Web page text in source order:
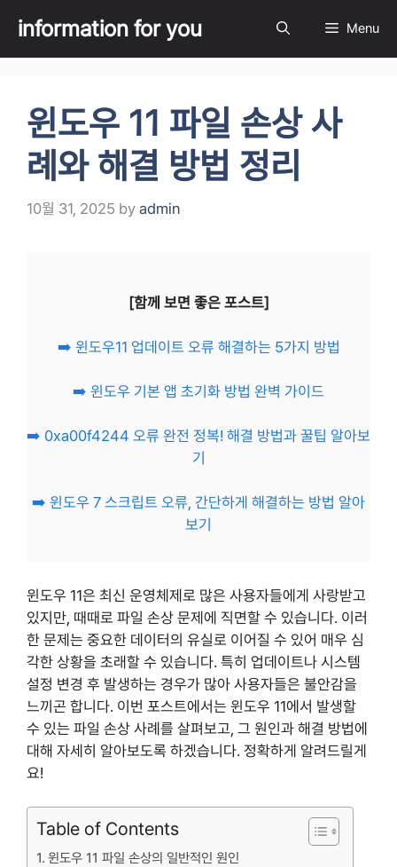
content
information for you Menu
윈도우 11 파일 손상 사
례와 해결 방법 정리
10월 31, 2025 by admin
[함께 보면 좋은 포스트]
➡️ 윈도우11 업데이트 오류 해결하는 5가지 방법
➡️ 윈도우 기본 앱 초기화 방법 완벽 가이드
➡️ 0xa00f4244 오류 완전 정복! 해결 방법과 꿀팁 알아보
기
➡️ 윈도우 7 스크립트 오류, 간단하게 해결하는 방법 알아
보기
윈도우 11은 최신 운영체제로 많은 사용자들에게 사랑받고
있지만, 때때로 파일 손상 문제에 직면할 수 있습니다. 이러
한 문제는 중요한 데이터의 유실로 이어질 수 있어 매우 심
각한 상황을 초래할 수 있습니다. 특히 업데이트나 시스템
설정 변경 후 발생하는 경우가 많아 사용자들은 불안감을
느끼곤 합니다. 이번 포스트에서는 윈도우 11에서 발생할
수 있는 파일 손상 사례를 살펴보고, 그 원인과 해결 방법에
대해 자세히 알아보도록 하겠습니다. 정확하게 알려드릴게
요!
Table of Contents
윈도우 11 파일 손상의 일반적인 원인